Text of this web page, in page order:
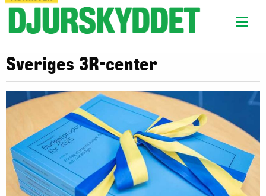
Sveriges 3R-center